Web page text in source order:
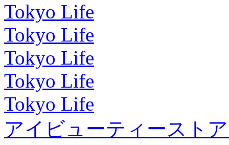
Tokyo Life
Tokyo Life
Tokyo Life
Tokyo Life
Tokyo Life
アイビューティースト